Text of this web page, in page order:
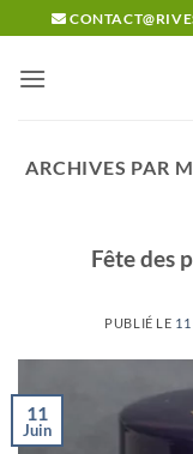
Passer
au
contenu
ARCHIVES PAR
Fête des
PUBLIÉ LE
11
Juin